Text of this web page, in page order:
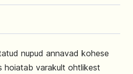
nupud annavad kohese
hoiatab varakult ohtlikest